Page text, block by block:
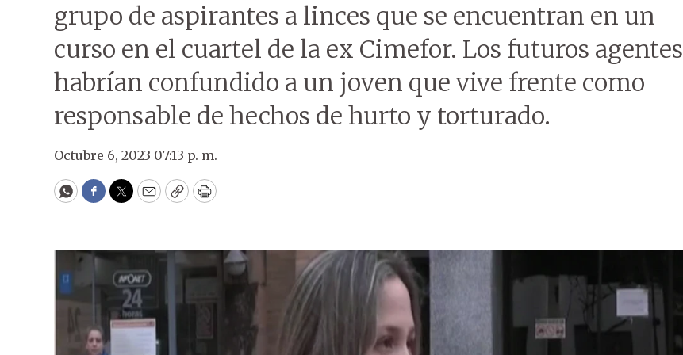
grupo de aspirantes a linces que se encuentran en un
curso en el cuartel de la ex Cimefor. Los futuros agentes
habrían confundido a un joven que vive frente como
responsable de hechos de hurto y torturado.
Octubre 6, 2023 07:13 p. m.
WhatsApp
Facebook
Twitter
EmailCopyPrint